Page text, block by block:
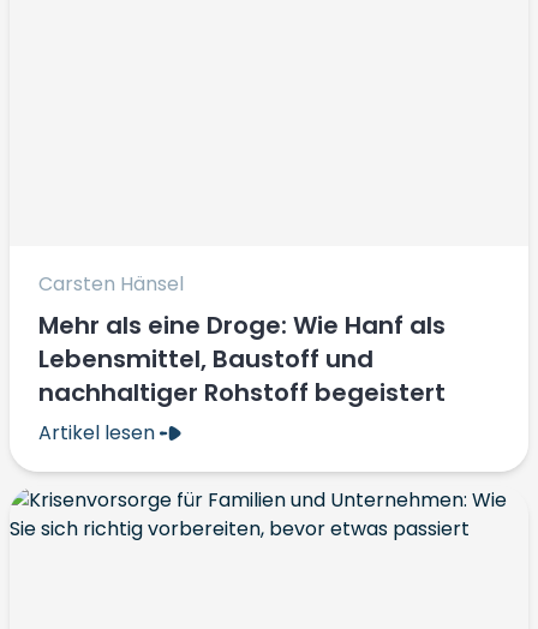
Carsten Hänsel
Mehr als eine Droge: Wie Hanf als
Lebensmittel, Baustoff und
nachhaltiger Rohstoff begeistert
Artikel lesen